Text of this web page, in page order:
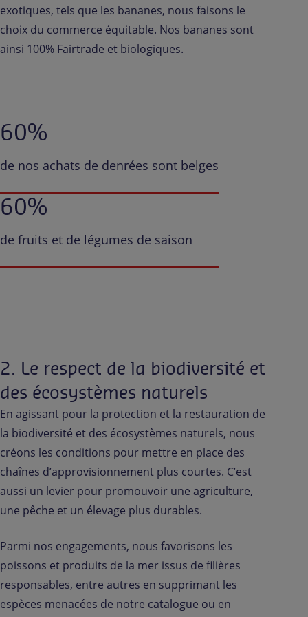
exotiques, tels que les bananes, nous faisons le
choix du commerce équitable. Nos bananes sont
ainsi 100% Fairtrade et biologiques.
60%
de nos achats de denrées sont belges
60%
de fruits et de légumes de saison
2. Le respect de la biodiversité et
des écosystèmes naturels
En agissant pour la protection et la restauration de
la biodiversité et des écosystèmes naturels, nous
créons les conditions pour mettre en place des
chaînes d’approvisionnement plus courtes. C’est
aussi un levier pour promouvoir une agriculture,
une pêche et un élevage plus durables.
Parmi nos engagements, nous favorisons les
poissons et produits de la mer issus de filières
responsables, entre autres en supprimant les
espèces menacées de notre catalogue ou en